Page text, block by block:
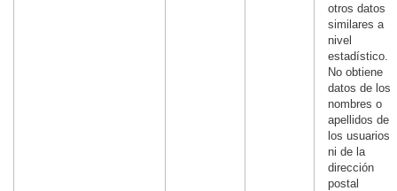
otros datos
similares a
nivel
estadístico.
No obtiene
datos de los
nombres o
apellidos de
los usuarios
ni de la
dirección
postal